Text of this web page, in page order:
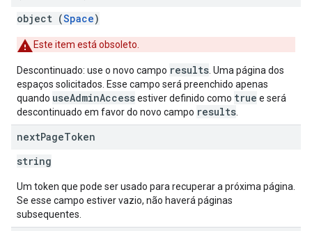
object (Space)
Este item está obsoleto.
Descontinuado: use o novo campo results . Uma página dos
espaços solicitados. Esse campo será preenchido apenas
quando useAdminAccessestiver definido como true e será
descontinuado em favor do novo campo results
nextPageToken
string
Um token que pode ser usado para recuperar a próxima página.
Se esse campo estiver vazio, não haverá páginas
subsequentes.